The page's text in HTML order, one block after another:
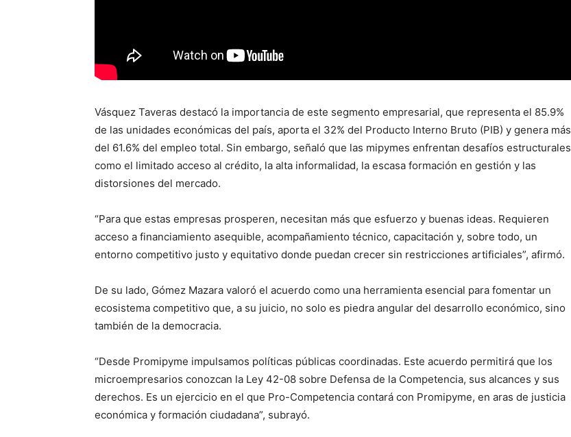
Vásquez Taveras destacó la importancia de este segmento empresarial, que representa el 85.9%
de las unidades económicas del país, aporta el 32% del Producto Interno Bruto (PIB) y genera más
del 61.6% del empleo total. Sin embargo, señaló que las mipymes enfrentan desafíos estructurales
como el limitado acceso al crédito, la alta informalidad, la escasa formación en gestión y las
distorsiones del mercado.
“Para que estas empresas prosperen, necesitan más que esfuerzo y buenas ideas. Requieren
acceso a financiamiento asequible, acompañamiento técnico, capacitación y, sobre todo, un
entorno competitivo justo y equitativo donde puedan crecer sin restricciones artificiales”, afirmó.
De su lado, Gómez Mazara valoró el acuerdo como una herramienta esencial para fomentar un
ecosistema competitivo que, a su juicio, no solo es piedra angular del desarrollo económico, sino
también de la democracia.
“Desde Promipyme impulsamos políticas públicas coordinadas. Este acuerdo permitirá que los
microempresarios conozcan la Ley 42-08 sobre Defensa de la Competencia, sus alcances y sus
derechos. Es un ejercicio en el que Pro-Competencia contará con Promipyme, en aras de justicia
económica y formación ciudadana”, subrayó.